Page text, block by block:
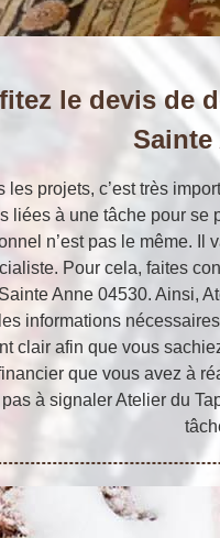
le devis de
Sainte
les projets, c’est très
liées à une tâche pour se
n’est pas le même. Il
Pour cela, faites
Anne 04530. Ainsi,
informations
clair afin que vous
que vous avez à
à signaler Atelier du